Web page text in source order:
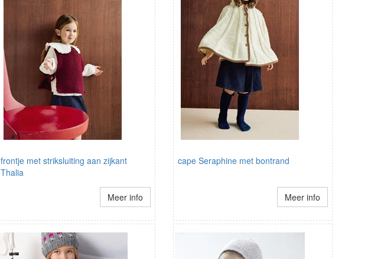
frontje met striksluiting aan zijkant
Thalia
Meer info
cape Seraphine met bontrand
Meer info